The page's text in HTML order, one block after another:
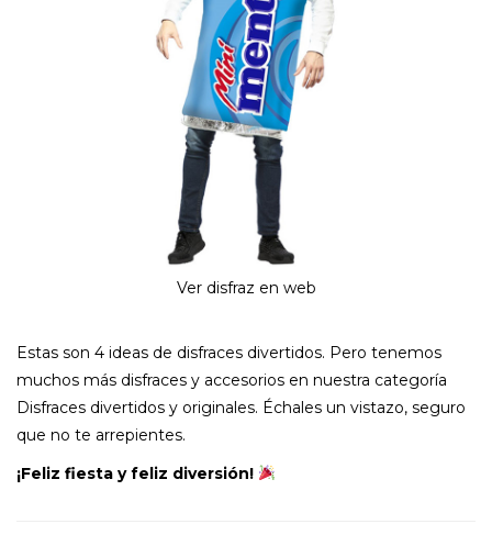
Ver disfraz en web
Estas son 4 ideas de disfraces divertidos. Pero tenemos
muchos más disfraces y accesorios en nuestra categoría
Disfraces divertidos y originales. Échales un vistazo, seguro
que no te arrepientes.
¡Feliz fiesta y feliz diversión!